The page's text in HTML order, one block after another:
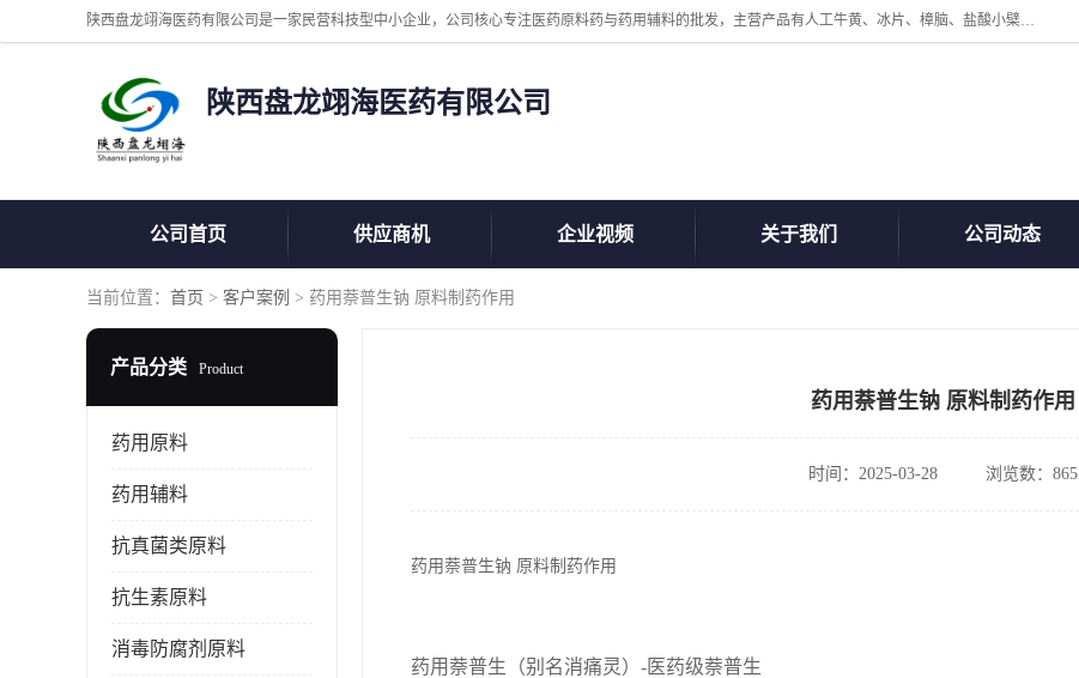
陕西盘龙翊海医药有限公司是一家民营科技型中小企业，公司核心专注医药原料药与药用辅料的批发，主营产品有人工牛黄、冰片、樟脑、盐酸小檗碱、氢氧化铝、枸橼酸喷托维林、甲硝唑、维生素B、维生素C、维生素E、克霉唑、利巴韦林、氯化铵等。
陕西盘龙翊海医药有限公司
公司首页 供应商机 企业视频 关于我们 公司动态
当前位置： 首页 > 客户案例 > 药用萘普生钠 原料制药作用
产品分类 Product
药用原料
药用辅料
抗真菌类原料
抗生素原料
消毒防腐剂原料
药用萘普生钠 原料制药作用
时间：2025-03-28 浏览数：865
药用萘普生钠 原料制药作用
药用萘普生（别名消痛灵） -医药级萘普生